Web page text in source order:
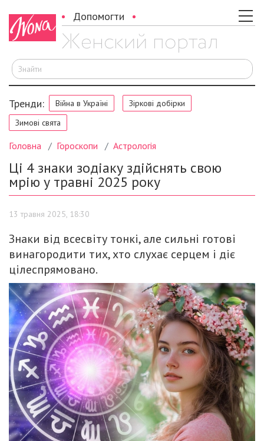
Допомогти
Тренди: Війна в Україні
Зіркові добірки
Зимові свята
Головна Гороскопи Астрологія
Ці 4 знаки зодіаку здійснять свою
мрію у травні 2025 року
13 травня 2025, 18:30
Знаки від всесвіту тонкі, але сильні готові
винагородити тих, хто слухає серцем і діє
цілеспрямовано.